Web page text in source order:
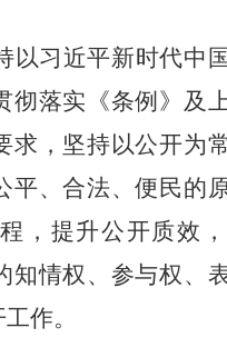
以习近平新时代中
彻落实《条例》及
求，坚持以公开为
平、合法、便民的
，提升公开质效
知情权、参与权、
作。